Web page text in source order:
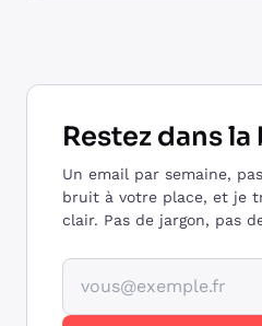
Restez dans
Un email par semaine,
bruit à votre place, et je
clair. Pas de jargon, pas
Votre adresse email